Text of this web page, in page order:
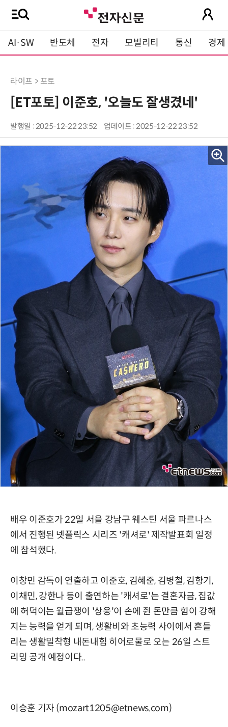
AI·SW 반도체 전자 모빌리티 통신 경제
라이프 > 포토
[ET포토] 이준호, '오늘도 잘생겼네'
발행일 : 2025-12-22 23:52 업데이트 : 2025-12-22 23:52
배우 이준호가 22일 서을 강남구 웨스틴 서울 파르나스
에서 진행된 넷플릭스 시리즈 '캐셔로' 제작발표회 일정
에 참석했다.
이창민 감독이 연출하고 이준호, 김혜준, 김병철, 김향기,
이채민, 강한나 등이 출연하는 '캐셔로'는 결혼자금, 집값
에 허덕이는 월급쟁이 '상웅'이 손에 쥔 돈만큼 힘이 강해
지는 능력을 얻게 되며, 생활비와 초능력 사이에서 흔들
리는 생활밀착형 내돈내힘 히어로물로 오는 26일 스트
리밍 공개 예정이다..
이승훈 기자 (mozart1205@etnews.com)